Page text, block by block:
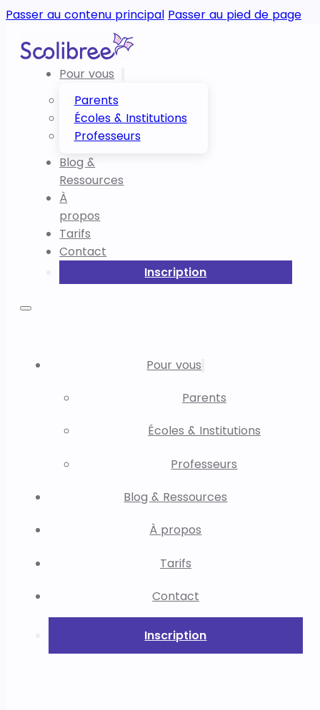
Passer au contenu principal Passer au pied de page
Pour vous
Parents
Écoles & Institutions
Professeurs
Blog &
Ressources
À
propos
Tarifs
Contact
Inscription
Pour vous
Parents
Écoles & Institutions
Professeurs
Blog & Ressources
À propos
Tarifs
Contact
Inscription